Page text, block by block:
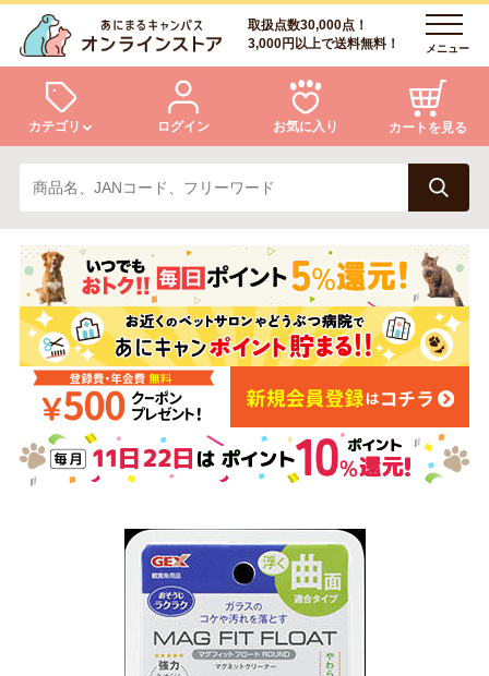
取扱点数30,000点！
3,000円以上で送料無料！
メニュー
カテゴリ
犬 猫
小動物・鳥 アクア・爬虫類・昆虫
ドッグフード キャットフード
美容・ケア用品 服・おさんぽ用品
日用品（デイリー） リビング雑貨
トリマーグッズ シニアサポート
ログイン お気に入り カートを見る
ログイン
会員登録
あにまるキャンパスについて
アフターサービス
商品リクエスト
お問い合わせ